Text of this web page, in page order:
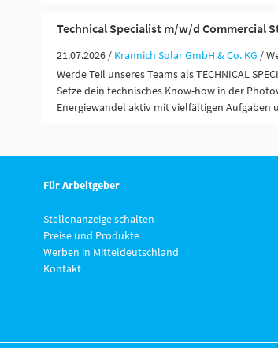
Technical Specialist m/w/d Commercial
21.07.2026 / Krannich Solar GmbH & Co. KG /
Werde Teil unseres Teams als TECHNICAL
Setze dein technisches Know-how in der
Energiewandel aktiv mit vielfältigen Aufgaben
Für Arbeitgeber
Stellenanzeige schalten
Preise und Produkte
Werben in Mitteldeutschland
Kontakt